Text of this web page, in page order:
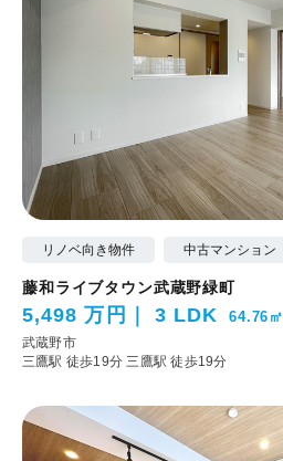
リノベ向き物件 中古マンション
藤和ライブタウン武蔵野緑町
5,498 万円 3 LDK 64.76㎡
武蔵野市
三鷹駅 徒歩19分 三鷹駅 徒歩19分